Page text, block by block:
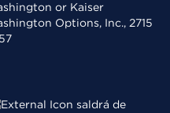
or Kaiser
Options, Inc., 2715
saldrá de